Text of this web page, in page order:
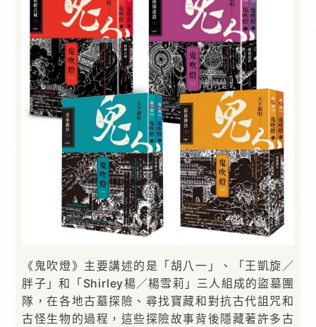
《鬼吹燈》主要講述的是「胡八一」、「王凱旋／
胖子」和「Shirley楊／楊雪莉」三人組成的盜墓團
隊，在各地古墓探險、尋找寶藏和對抗古代詛咒和
古怪生物的過程，這些探險故事背後隱藏著許多古